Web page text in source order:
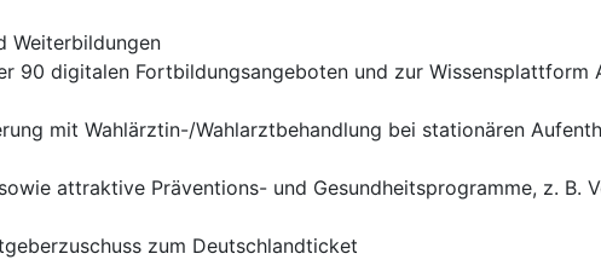
Weiterbildungen
90 digitalen Fortbildungsangeboten und zur Wissensplattform
mit Wahlärztin-/Wahlarztbehandlung bei stationären
attraktive Präventions- und Gesundheitsprogramme, z. B.
zum Deutschlandticket